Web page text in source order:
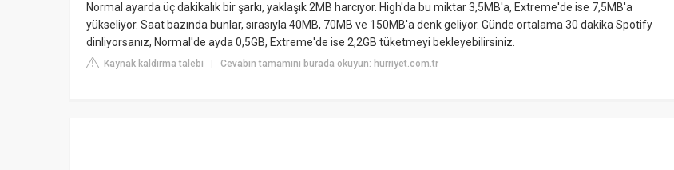
Normal ayarda üç dakikalık bir şarkı, yaklaşık 2MB harcıyor. High'da bu miktar 3,5MB'a, Extreme'de ise 7,5MB'a
yükseliyor. Saat bazında bunlar, sırasıyla 40MB, 70MB ve 150MB'a denk geliyor. Günde ortalama 30 dakika Spotify
dinliyorsanız, Normal'de ayda 0,5GB, Extreme'de ise 2,2GB tüketmeyi bekleyebilirsiniz.
Kaynak kaldırma talebi | Cevabın tamamını burada okuyun: hurriyet.com.tr